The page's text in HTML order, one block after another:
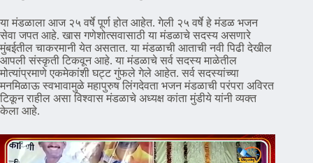
या मंडळाला आज २५ वर्षे पूर्ण होत आहेत. गेली २५ वर्षे हे मंडळ भजन
सेवा जपत आहे. खास गणेशोत्सवासाठी या मंडळाचे सदस्य असणारे
मुंबईतील चाकरमानी येत असतात. या मंडळाची आताची नवी पिढी देखील
आपली संस्कृती टिकवून आहे. या मंडळाचे सर्व सदस्य माळेतील
मोत्यांप्रमाणे एकमेकांशी घट्ट गुंफले गेले आहेत. सर्व सदस्यांच्या
मनमिळाऊ स्वभावामुळे महापुरुष लिंगदेवता भजन मंडळाची परंपरा अविरत
टिकून राहील असा विश्वास मंडळाचे अध्यक्ष कांता मुंडीये यांनी व्यक्त
केला आहे.